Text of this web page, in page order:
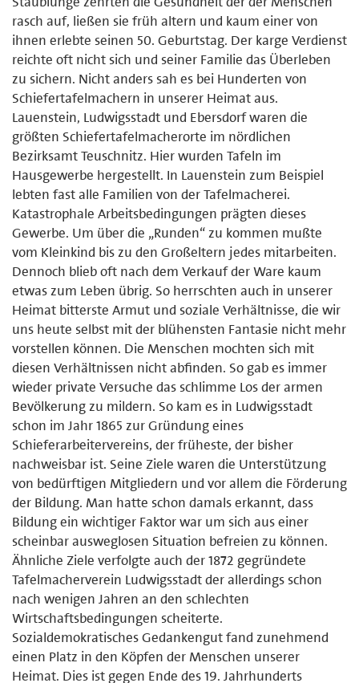
rasch auf, ließen sie früh al­tern und kaum einer von
ihnen erlebte seinen 50. Geburtstag. Der karge Verdienst
reichte oft nicht sich und seiner Familie das Überleben
zu si­chern. Nicht anders sah es bei Hunderten von
Schiefertafelmachern in unserer Heimat aus.
Lauenstein, Ludwigsstadt und Ebersdorf waren die
größten Schiefertafel­macherorte im nördlichen
Bezirksamt Teuschnitz. Hier wurden Tafeln im
Hausgewerbe hergestellt. In Lauenstein zum Beispiel
lebten fast alle Familien von der Tafelmacherei.
Katastrophale Arbeitsbedingungen prägten dieses
Gewerbe. Um über die „Runden“ zu kommen mußte
vom Kleinkind bis zu den Großeltern jedes mitarbeiten.
Dennoch blieb oft nach dem Verkauf der Ware kaum
etwas zum Leben übrig. So herrschten auch in unserer
Heimat bitterste Armut und soziale Verhält­nisse, die wir
uns heute selbst mit der blühensten Fantasie nicht mehr
vor­stellen können. Die Menschen mochten sich mit
diesen Verhältnissen nicht abfinden. So gab es immer
wieder private Versuche das schlimme Los der armen
Bevölkerung zu mildern. So kam es in Ludwigsstadt
schon im Jahr 1865 zur Gründung eines
Schieferarbeitervereins, der früheste, der bisher
nachweisbar ist. Seine Ziele waren die Unterstützung
von bedürftigen Mitgliedern und vor allem die Förderung
der Bildung. Man hatte schon damals erkannt, dass
Bildung ein wichtiger Faktor war um sich aus einer
scheinbar ausweglosen Situation befreien zu können.
Ähnliche Ziele verfolgte auch der 1872 gegründete
Tafelmacherverein Ludwigsstadt der allerdings schon
nach wenigen Jahren an den schlechten
Wirtschaftsbedingungen scheiterte.
Sozialdemokratisches Gedankengut fand zunehmend
einen Platz in den Köpfen der Menschen unserer
Heimat. Dies ist gegen Ende des 19. Jahr­hunderts